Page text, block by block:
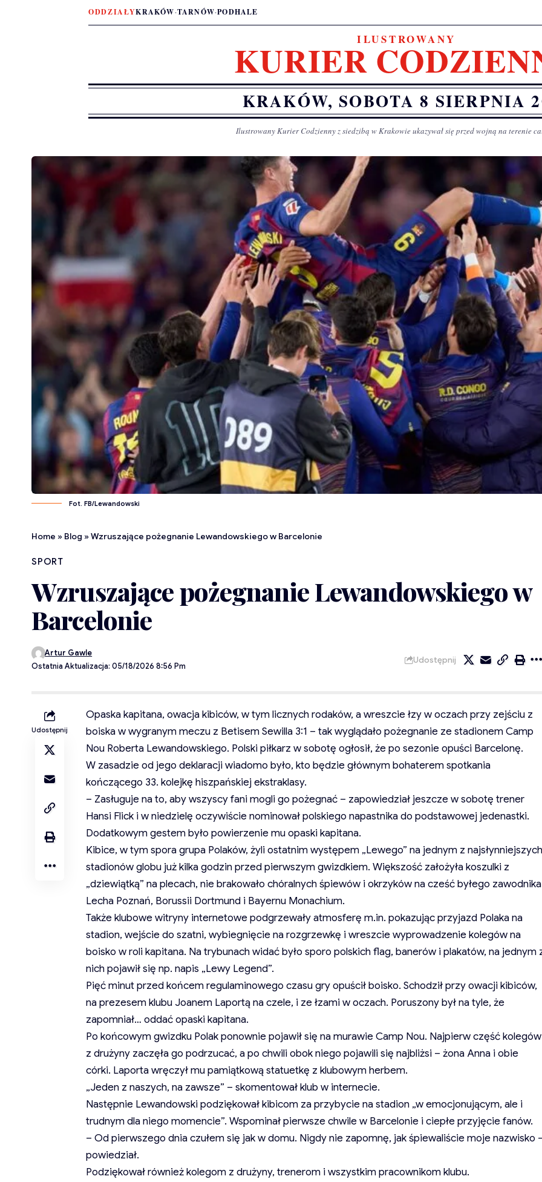
ODDZIAŁYKRAKÓW·TARNÓW·PODHALE
ILUSTROWANY
KURIER
KRAKÓW, SOBOTA 8 SIERPNIA
Ilustrowany Kurier Codzienny z siedzibą w Krakowie ukazywał się przed wojną na terenie
Fot. FB/Lewandowski
Home » Blog »Wzruszające pożegnanie Lewandowskiego w Barcelonie
SPORT
Wzruszające pożegnanie Lewandowskiego w
Barcelonie
Ostatnia Aktualizacja: 05/18/2026 8:56 Pm
Artur Gawle
Udostępnij
Udostępnij
Opaska kapitana, owacja kibiców, w tym licznych rodaków, a wreszcie łzy w oczach przy zejściu z
boiska w wygranym meczu z Betisem Sewilla 3:1 – tak wyglądało pożegnanie ze stadionem Camp
Nou Roberta Lewandowskiego. Polski piłkarz w sobotę ogłosił, że po sezonie opuści Barcelonę.
W zasadzie od jego deklaracji wiadomo było, kto będzie głównym bohaterem spotkania
kończącego 33. kolejkę hiszpańskiej ekstraklasy.
– Zasługuje na to, aby wszyscy fani mogli go pożegnać – zapowiedział jeszcze w sobotę trener
Hansi Flick i w niedzielę oczywiście nominował polskiego napastnika do podstawowej jedenastki.
Dodatkowym gestem było powierzenie mu opaski kapitana.
Kibice, w tym spora grupa Polaków, żyli ostatnim występem „Lewego” na jednym z najsłynniejszych
stadionów globu już kilka godzin przed pierwszym gwizdkiem. Większość założyła koszulki z
„dziewiątką” na plecach, nie brakowało chóralnych śpiewów i okrzyków na cześć byłego zawodnika
Lecha Poznań, Borussii Dortmund i Bayernu Monachium.
Także klubowe witryny internetowe podgrzewały atmosferę m.in. pokazując przyjazd Polaka na
stadion, wejście do szatni, wybiegnięcie na rozgrzewkę i wreszcie wyprowadzenie kolegów na
boisko w roli kapitana. Na trybunach widać było sporo polskich flag, banerów i plakatów, na jednym
nich pojawił się np. napis „Lewy Legend”.
Pięć minut przed końcem regulaminowego czasu gry opuścił boisko. Schodził przy owacji kibiców,
na prezesem klubu Joanem Laportą na czele, i ze łzami w oczach. Poruszony był na tyle, że
zapomniał… oddać opaski kapitana.
Po końcowym gwizdku Polak ponownie pojawił się na murawie Camp Nou. Najpierw część kolegów
z drużyny zaczęła go podrzucać, a po chwili obok niego pojawili się najbliżsi – żona Anna i obie
córki. Laporta wręczył mu pamiątkową statuetkę z klubowym herbem.
„Jeden z naszych, na zawsze” – skomentował klub w internecie.
Następnie Lewandowski podziękował kibicom za przybycie na stadion „w emocjonującym, ale i
trudnym dla niego momencie”. Wspominał pierwsze chwile w Barcelonie i ciepłe przyjęcie fanów.
– Od pierwszego dnia czułem się jak w domu. Nigdy nie zapomnę, jak śpiewaliście moje nazwisko
powiedział.
Podziękował również kolegom z drużyny, trenerom i wszystkim pracownikom klubu.